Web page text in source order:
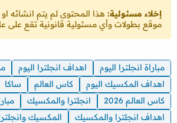
إخلاء مسئولية: هذا المحتوى لم يتم انشائه
موقع بطولات وأي مسئولية قانونية تقع على
مباراة انجلترا اليوم اهداف انجلترا اليوم
اهداف المكسيك اليوم
كاس العالم ساكا
كاس العالم 2026
انجلترا والمكسيك
اهداف انجلترا والمكسيك
المكسيك